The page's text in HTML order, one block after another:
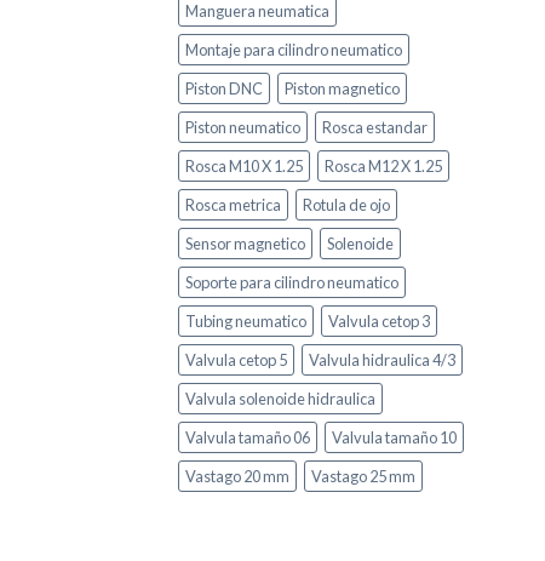
Manguera neumatica
Montaje para cilindro neumatico
Piston DNC
Piston magnetico
Piston neumatico
Rosca estandar
Rosca M10 X 1.25
Rosca M12 X 1.25
Rosca metrica
Rotula de ojo
Sensor magnetico
Solenoide
Soporte para cilindro neumatico
Tubing neumatico
Valvula cetop 3
Valvula cetop 5
Valvula hidraulica 4/3
Valvula solenoide hidraulica
Valvula tamaño 06
Valvula tamaño 10
Vastago 20 mm
Vastago 25 mm